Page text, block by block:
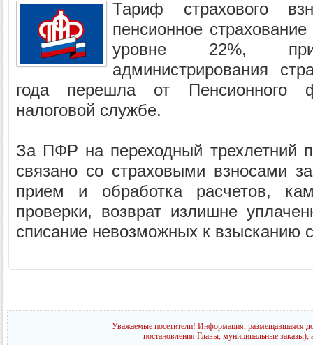
Тариф страхового
пенсионное
уровне 22%,
администрирования
года перешла от Пенсионного
налоговой службе.
За ПФР на переходный трехлетний
связано со страховыми взносами
прием и обработка расчетов,
проверки, возврат излишне
списание невозможных к взысканию
Уважаемые посетители! Информация, размещавшаяся
постановления Главы, муниципальные заказы),